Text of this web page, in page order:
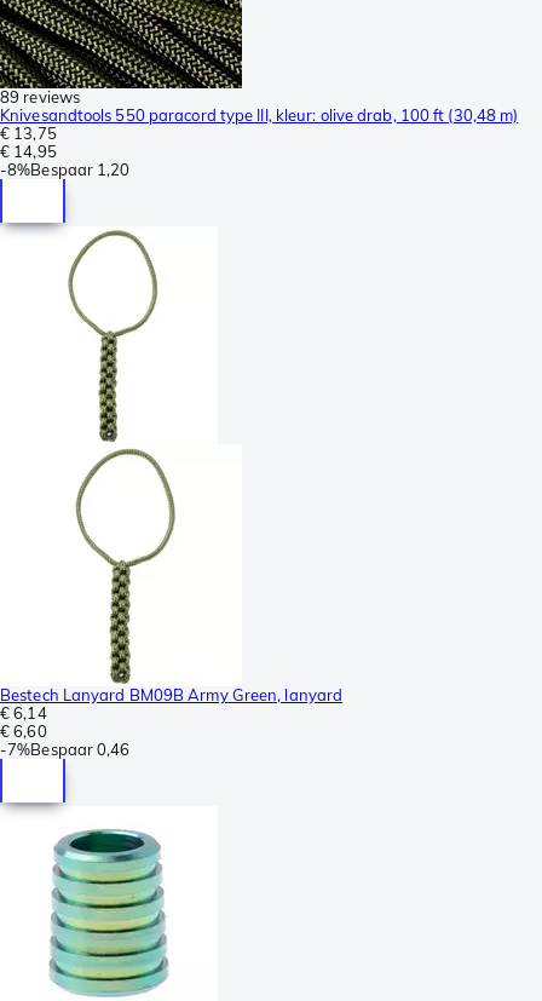
89 reviews
Knivesandtools 550 paracord type III, kleur: olive drab, 100 ft (30,48 m)
€ 13,75
€ 14,95
-8%Bespaar 1,20
Bestech Lanyard BM09B Army Green, lanyard
€ 6,14
€ 6,60
-7%Bespaar0,46